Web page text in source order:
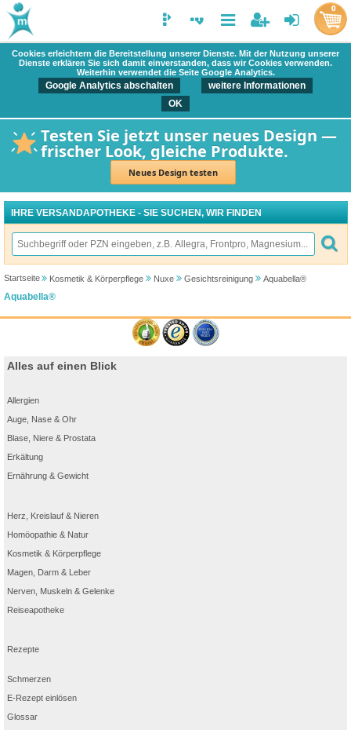
Cookies erleichtern die Bereitstellung unserer Dienste. Mit der Nutzung unserer
Dienste erklären Sie sich damit einverstanden, dass wir Cookies verwenden.
Weiterhin verwendet die Seite Google Analytics.
Google Analytics abschalten
weitere Informationen
OK
Testen Sie jetzt unser neues Design —
frischer Look, gleiche Produkte.
Neues Design testen
0
IHRE VERSANDAPOTHEKE - SIE SUCHEN, WIR FINDEN
Startseite Kosmetik & Körperpflege Nuxe Gesichtsreinigung Aquabella®
Aquabella®
Alles auf einen Blick
Allergien
Auge, Nase & Ohr
Blase, Niere & Prostata
Erkältung
Ernährung & Gewicht
Herz, Kreislauf & Nieren
Homöopathie & Natur
Kosmetik & Körperpflege
Magen, Darm & Leber
Nerven, Muskeln & Gelenke
Reiseapotheke
Rezepte
Schmerzen
E-Rezept einlösen
Glossar